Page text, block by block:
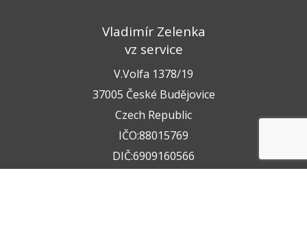
Vladimír Zelenka
vz service
V.Volfa 1378/19
37005 České Budějovice
Czech Republic
IČO:88015769
DIČ:6909160566